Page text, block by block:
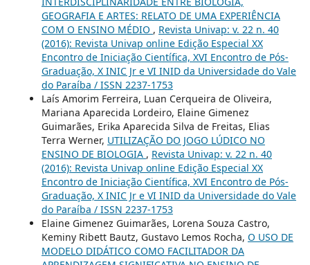
GEOGRAFIA E ARTES: RELATO DE UMA EXPERIÊNCIA
COM O ENSINO MÉDIO , Revista Univap: v. 22 n. 40
(2016): Revista Univap online Edição Especial XX
Encontro de Iniciação Científica, XVI Encontro de Pós-
Graduação, X INIC Jr e VI INID da Universidade do Vale
do Paraíba / ISSN 2237-1753
Laís Amorim Ferreira, Luan Cerqueira de Oliveira,
Mariana Aparecida Lordeiro, Elaine Gimenez
Guimarães, Erika Aparecida Silva de Freitas, Elias
Terra Werner, UTILIZAÇÃO DO JOGO LÚDICO NO
ENSINO DE BIOLOGIA , Revista Univap: v. 22 n. 40
(2016): Revista Univap online Edição Especial XX
Encontro de Iniciação Científica, XVI Encontro de Pós-
Graduação, X INIC Jr e VI INID da Universidade do Vale
do Paraíba / ISSN 2237-1753
Elaine Gimenez Guimarães, Lorena Souza Castro,
Keminy Ribett Bautz, Gustavo Lemos Rocha, O USO DE
MODELO DIDÁTICO COMO FACILITADOR DA